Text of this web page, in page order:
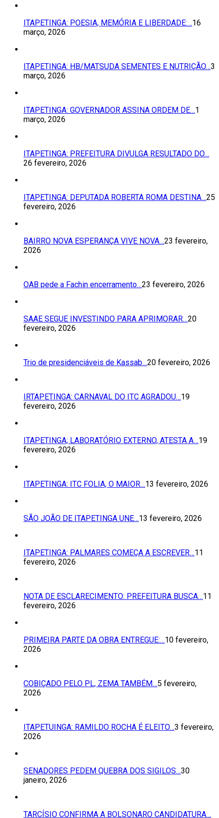
ITAPETINGA: POESIA, MEMÓRIA E LIBERDADE:…16
março, 2026
ITAPETINGA: HB/MATSUDA SEMENTES E NUTRIÇÃO…3
março, 2026
ITAPETINGA: GOVERNADOR ASSINA ORDEM DE…1
março, 2026
ITAPETINGA: PREFEITURA DIVULGA RESULTADO DO…
26 fevereiro, 2026
ITAPETINGA: DEPUTADA ROBERTA ROMA DESTINA…25
fevereiro, 2026
BAIRRO NOVA ESPERANÇA VIVE NOVA…23 fevereiro,
2026
OAB pede a Fachin encerramento…23 fevereiro, 2026
SAAE SEGUE INVESTINDO PARA APRIMORAR…20
fevereiro, 2026
Trio de presidenciáveis de Kassab…20 fevereiro, 2026
IRTAPETINGA: CARNAVAL DO ITC AGRADOU…19
fevereiro, 2026
ITAPETINGA; LABORATÓRIO EXTERNO, ATESTA A…19
fevereiro, 2026
ITAPETINGA: ITC FOLIA, O MAIOR…13 fevereiro, 2026
SÃO JOÃO DE ITAPETINGA UNE…13 fevereiro, 2026
ITAPETINGA: PALMARES COMEÇA A ESCREVER…11
fevereiro, 2026
NOTA DE ESCLARECIMENTO: PREFEITURA BUSCA…11
fevereiro, 2026
PRIMEIRA PARTE DA OBRA ENTREGUE:…10 fevereiro,
2026
COBIÇADO PELO PL, ZEMA TAMBÉM…5 fevereiro,
2026
ITAPETUINGA: RAMILDO ROCHA É ELEITO…3 fevereiro,
2026
SENADORES PEDEM QUEBRA DOS SIGILOS…30
janeiro, 2026
TARCÍSIO CONFIRMA A BOLSONARO CANDIDATURA…